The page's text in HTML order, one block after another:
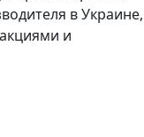
в Украине,
и